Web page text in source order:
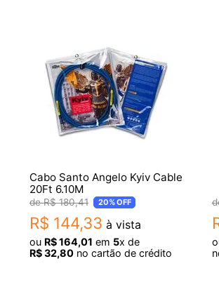
Cabo Santo Angelo Kyiv Cable
20Ft 6.10M
R$ 180,41 20%OFF
R$ 144,33 à vista
ou R$164,01 em 5x de
R$32,80no cartão de crédito